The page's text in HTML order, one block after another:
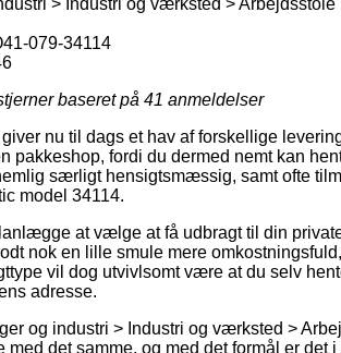
079-34114
baseret på 41 anmeldelser
nu til dags et hav af forskellige
pakkeshop, fordi du dermed nemt kan
særligt hensigtsmæssig, samt ofte
model 34114.
at vælge at få udbragt til din
nok en lille smule mere
vil dog utvivlsomt være at du selv
adresse.
og industri > Industri og værksted >
med det samme, og med det formål er det